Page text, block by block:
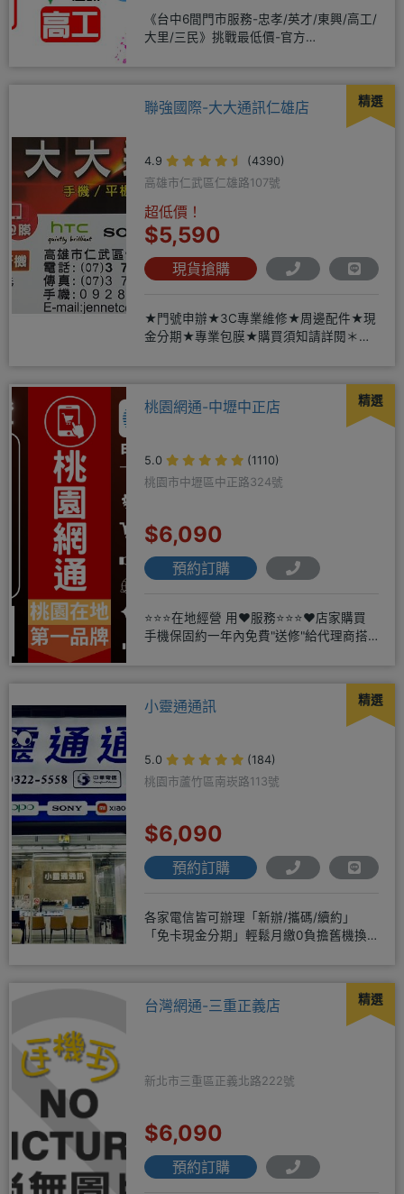
《台中6間門市服務-忠孝/英才/東興/高工/
大里/三民》挑戰最低價-官方
精選
聯強國際-大大通訊仁雄店
4.9
(4390)
高雄市仁武區仁雄路107號
超低價！
$5,590
現貨搶購
★門號申辦★3C專業維修★周邊配件★現
金分期★專業包膜★購買須知請詳閱＊來
精選
桃園網通-中壢中正店
5.0
(1110)
桃園市中壢區中正路324號
$6,090
預約訂購
⭐⭐⭐在地經營 用❤️服務⭐⭐⭐❤️店家購買
手機保固約一年內免費"送修"給代理商搭
精選
小靈通通訊
5.0
(184)
桃園市蘆竹區南崁路113號
$6,090
預約訂購
各家電信皆可辦理「新辦/攜碼/續約」
「免卡現金分期」輕鬆月繳0負擔舊機換
精選
台灣網通-三重正義店
新北市三重區正義北路222號
$6,090
預約訂購